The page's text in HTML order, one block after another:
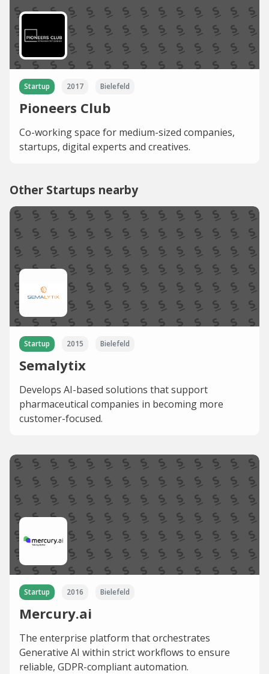
Startup 2017 Bielefeld
Pioneers Club
Co-working space for medium-sized companies,
startups, digital experts and creatives.
Other Startups nearby
Startup 2015 Bielefeld
Semalytix
Develops AI-based solutions that support
pharmaceutical companies in becoming more
customer-focused.
Startup 2016 Bielefeld
Mercury.ai
The enterprise platform that orchestrates
Generative AI within strict workflows to ensure
reliable, GDPR-compliant automation.